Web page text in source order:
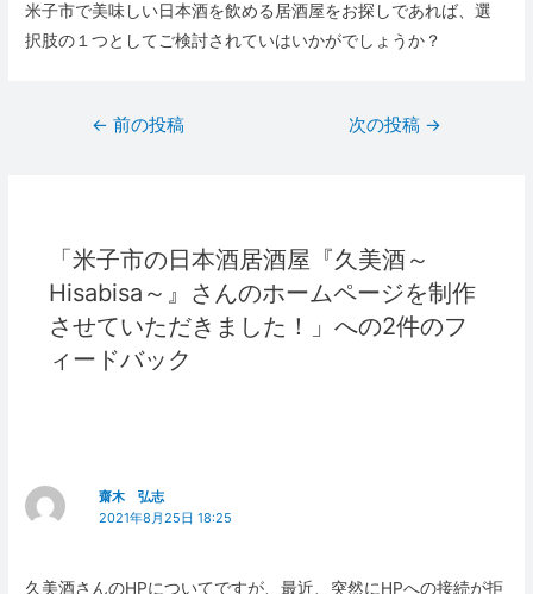
米子市で美味しい日本酒を飲める居酒屋をお探しであれば、選
択肢の１つとしてご検討されていはいかがでしょうか？
ゲ
ー
シ
← 前の投稿 次の投稿 →
「米子市の日本酒居酒屋『久美酒～
Hisabisa～』さんのホームページを制作
させていただきました！」への2件のフ
ィードバック
齋木 弘志
2021年8月25日 18:25
久美酒さんのHPについてですが、最近、突然にHPへの接続が拒